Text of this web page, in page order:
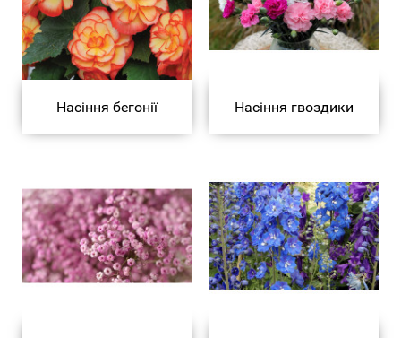
Насіння бегонії Насіння гвоздики